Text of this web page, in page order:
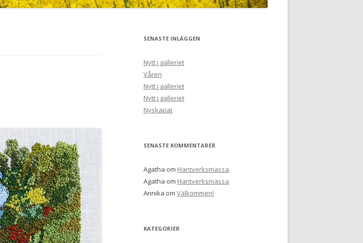
SENASTE INLÄGGEN
Nytt i galleriet
Våren
Nytt i galleriet
Nytt i galleriet
Nyskapat
SENASTE KOMMENTARER
Agatha om Hantverksmässa
Agatha om Hantverksmässa
Annika om Välkommen!
KATEGORIER